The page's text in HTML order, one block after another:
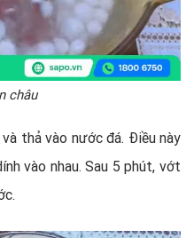
châu
thả vào nước đá. Điều này
vào nhau. Sau 5 phút, vớt